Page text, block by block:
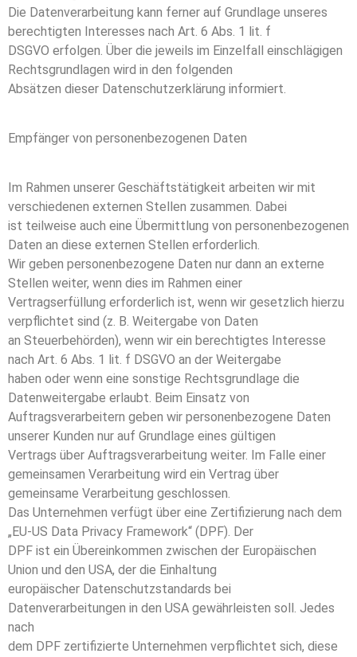
Die Datenverarbeitung kann ferner auf Grundlage unseres
berechtigten Interesses nach Art. 6 Abs. 1 lit. f
DSGVO erfolgen. Über die jeweils im Einzelfall einschlägigen
Rechtsgrundlagen wird in den folgenden
Absätzen dieser Datenschutzerklärung informiert.
Empfänger von personenbezogenen Daten
Im Rahmen unserer Geschäftstätigkeit arbeiten wir mit
verschiedenen externen Stellen zusammen. Dabei
ist teilweise auch eine Übermittlung von personenbezogenen
Daten an diese externen Stellen erforderlich.
Wir geben personenbezogene Daten nur dann an externe
Stellen weiter, wenn dies im Rahmen einer
Vertragserfüllung erforderlich ist, wenn wir gesetzlich hierzu
verpflichtet sind (z. B. Weitergabe von Daten
an Steuerbehörden), wenn wir ein berechtigtes Interesse
nach Art. 6 Abs. 1 lit. f DSGVO an der Weitergabe
haben oder wenn eine sonstige Rechtsgrundlage die
Datenweitergabe erlaubt. Beim Einsatz von
Auftragsverarbeitern geben wir personenbezogene Daten
unserer Kunden nur auf Grundlage eines gültigen
Vertrags über Auftragsverarbeitung weiter. Im Falle einer
gemeinsamen Verarbeitung wird ein Vertrag über
gemeinsame Verarbeitung geschlossen.
Das Unternehmen verfügt über eine Zertifizierung nach dem
„EU-US Data Privacy Framework“ (DPF). Der
DPF ist ein Übereinkommen zwischen der Europäischen
Union und den USA, der die Einhaltung
europäischer Datenschutzstandards bei
Datenverarbeitungen in den USA gewährleisten soll. Jedes
nach
dem DPF zertifizierte Unternehmen verpflichtet sich, diese